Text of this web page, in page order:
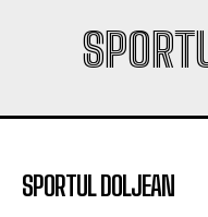
SPORTUL DOLJEAN